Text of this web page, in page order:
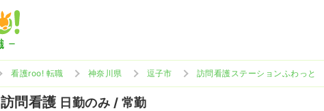
看護roo! 転職 神奈川県 逗子市 訪問看護ステーションふわっと
訪問看護 日勤のみ / 常勤